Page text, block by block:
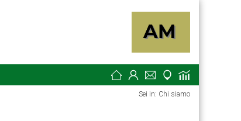
Sei in: Chi siamo